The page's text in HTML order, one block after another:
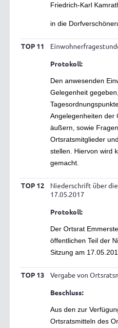
Friedrich-Karl
in die
TOP 11
Protokoll:
Den anwesenden
Gelegenheit
Angelegenheiten der
äußern, sowie
Ortsratsmitglieder
stellen. Hiervon wird
gemacht.
TOP 12
Niederschrift über
17.05.2017
Protokoll:
Der Ortsrat
öffentlichen Teil der
Sitzung am
TOP 13
Vergabe von
Beschluss:
Aus den zur
Ortsratsmitteln des